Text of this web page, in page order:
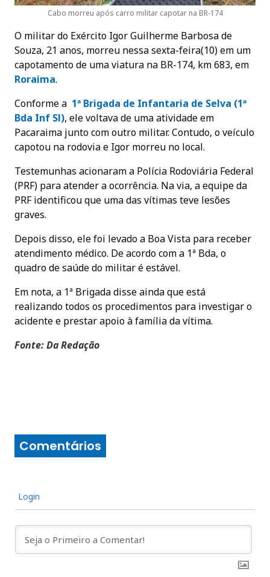
Cabo morreu após carro militar capotar na BR-174
O militar do Exército Igor Guilherme Barbosa de
Souza, 21 anos, morreu nessa sexta-feira(10) em um
capotamento de uma viatura na BR-174, km 683, em
Roraima.
Conforme a 1ª Brigada de Infantaria de Selva (1ª
Bda Inf Sl), ele voltava de uma atividade em
Pacaraima junto com outro militar. Contudo, o veículo
capotou na rodovia e Igor morreu no local.
Testemunhas acionaram a Polícia Rodoviária Federal
(PRF) para atender a ocorrência. Na via, a equipe da
PRF identificou que uma das vítimas teve lesões
graves.
Depois disso, ele foi levado a Boa Vista para receber
atendimento médico. De acordo com a 1ª Bda, o
quadro de saúde do militar é estável.
Em nota, a 1ª Brigada disse ainda que está
realizando todos os procedimentos para investigar o
acidente e prestar apoio à família da vítima.
Fonte: Da Redação
Comentários
Login